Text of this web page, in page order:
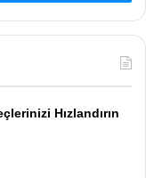
Hızlandırın